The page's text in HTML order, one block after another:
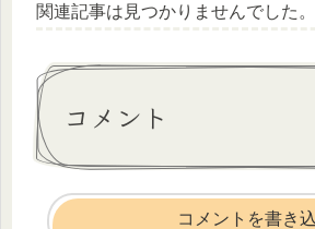
関連記事は見つかりませんでした。
コメント
コメントを書き